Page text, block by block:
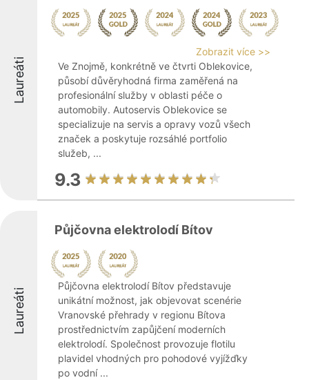
Laureáti
Zobrazit více >>
Ve Znojmě, konkrétně ve čtvrti Oblekovice,
působí důvěryhodná firma zaměřená na
profesionální služby v oblasti péče o
automobily. Autoservis Oblekovice se
specializuje na servis a opravy vozů všech
značek a poskytuje rozsáhlé portfolio
služeb, ...
9.3
Laureáti
Půjčovna elektrolodí Bítov
Půjčovna elektrolodí Bítov představuje
unikátní možnost, jak objevovat scenérie
Vranovské přehrady v regionu Bítova
prostřednictvím zapůjčení moderních
elektrolodí. Společnost provozuje flotilu
plavidel vhodných pro pohodové vyjížďky
po vodní ...